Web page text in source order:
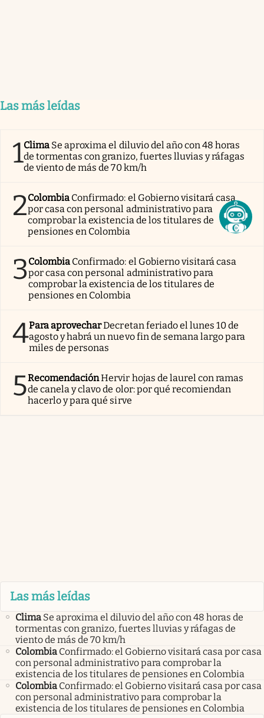
Las más leídas
1Clima Se aproxima el diluvio del año con 48 horas
de tormentas con granizo, fuertes lluvias y ráfagas
de viento de más de 70 km/h
2Colombia Confirmado: el Gobierno visitará casa
por casa con personal administrativo para
comprobar la existencia de los titulares de
pensiones en Colombia
3Colombia Confirmado: el Gobierno visitará casa
por casa con personal administrativo para
comprobar la existencia de los titulares de
pensiones en Colombia
4Para aprovecharDecretan feriado el lunes 10 de
agosto y habrá un nuevo fin de semana largo para
miles de personas
5RecomendaciónHervir hojas de laurel con ramas
de canela y clavo de olor: por qué recomiendan
hacerlo y para qué sirve
Las más leídas
Clima Se aproxima el diluvio del año con 48 horas de
tormentas con granizo, fuertes lluvias y ráfagas de
viento de más de 70 km/h
Colombia Confirmado: el Gobierno visitará casa por casa
con personal administrativo para comprobar la
existencia de los titulares de pensiones en Colombia
Colombia Confirmado: el Gobierno visitará casa por casa
con personal administrativo para comprobar la
existencia de los titulares de pensiones en Colombia